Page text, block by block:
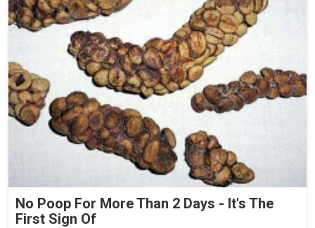
No Poop For More Than 2 Days - It's The
First Sign Of